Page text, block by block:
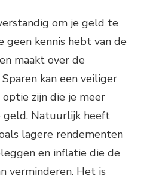
om je geld te
geen kennis hebt van de
maakt over de
kan een veiliger
zijn die je meer
Natuurlijk heeft
lagere rendementen
en inflatie die de
verminderen. Het is